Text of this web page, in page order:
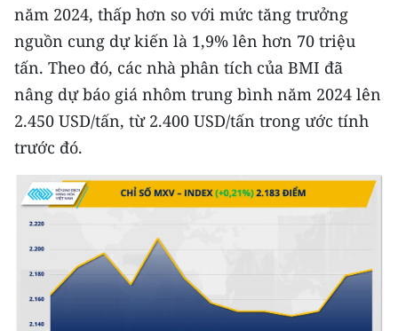
Đông Nam Bộ
Đồng bằng sông Cửu Long
Chuyên trang Hà Nội
Chuyên trang TP. Hồ Chí Minh
CHUYÊN ĐỀ
CÁC CHUYÊN TRANG
VỀ BÁO NHÂN DÂN
năm 2024, thấp hơn so với mức tăng trưởng
nguồn cung dự kiến là 1,9% lên hơn 70 triệu
tấn. Theo đó, các nhà phân tích của BMI đã
nâng dự báo giá nhôm trung bình năm 2024 lên
2.450 USD/tấn, từ 2.400 USD/tấn trong ước tính
trước đó.